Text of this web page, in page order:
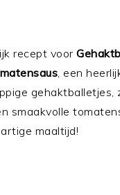
recept voor
, een
gehaktballetjes,
smaakvolle
maaltijd!